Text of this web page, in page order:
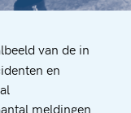
van de in
en
meldingen